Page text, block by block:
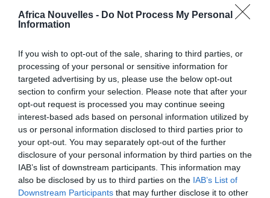
Africa Nouvelles - Do Not Process My Personal
Information
If you wish to opt-out of the sale, sharing to third parties, or
processing of your personal or sensitive information for
targeted advertising by us, please use the below opt-out
section to confirm your selection. Please note that after your
opt-out request is processed you may continue seeing
interest-based ads based on personal information utilized by
us or personal information disclosed to third parties prior to
your opt-out. You may separately opt-out of the further
disclosure of your personal information by third parties on the
IAB’s list of downstream participants. This information may
also be disclosed by us to third parties on the IAB’s List of
Downstream Participants that may further disclose it to other
ans passés à la tête de l’Organisation internationale
de la Francophonie (OIF). Pour l’instant, aucun des
d’Etat. Officiellement, la France n’a pas de candidat,
mais Paris a bien évidemment son mot à dire compte
tenu de son influence.
Le ministre sénégalais des Affaires étrangères,
Mankeur Ndiaye, a félicité l’ancien président de la
République du Sénégal Abdou Diouf, pour les
excellents résultats obtenus par l’Organisation